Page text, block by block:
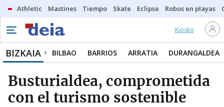
Athletic Mastines Tiempo Skate Eclipse Robos en playas
Kiosko
BIZKAIA BILBAO BARRIOS ARRATIA DURANGALDEA
Busturialdea, comprometida
con el turismo sostenible